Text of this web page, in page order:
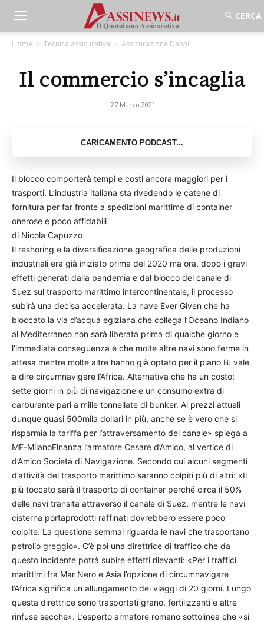
Home Tecnica assicurativa Assicurazione Danni
Il commercio s’incaglia
27 Marzo 2021
Il blocco comporterà tempi e costi ancora maggiori per i
trasporti. L’industria italiana sta rivedendo le catene di
fornitura per far fronte a spedizioni marittime di container
onerose e poco affidabili
di Nicola Capuzzo
Il reshoring e la diversificazione geografica delle produzioni
industriali era già iniziato prima del 2020 ma ora, dopo i gravi
effetti generati dalla pandemia e dal blocco del canale di
Suez sul trasporto marittimo intercontinentale, il processo
subirà una decisa accelerata. La nave Ever Given che ha
bloccato la via d’acqua egiziana che collega l’Oceano Indiano
al Mediterraneo non sarà liberata prima di qualche giorno e
l’immediata conseguenza è che molte altre navi sono ferme in
attesa mentre molte altre hanno già optato per il piano B: vale
a dire circumnavigare l’Africa. Alternativa che ha un costo:
sette giorni in più di navigazione e un consumo extra di
carburante pari a mille tonnellate di bunker. Ai prezzi attuali
dunque quasi 500mila dollari in più, anche se è vero che si
risparmia la tariffa per l’attraversamento del canale» spiega a
MF-MilanoFinanza l’armatore Cesare d’Amico, al vertice di
d’Amico Società di Navigazione. Secondo cui alcuni segmenti
d’attività del trasporto marittimo saranno colpiti più di altri: «Il
più toccato sarà il trasporto di container perché circa il 50%
delle navi transita attraverso il canale di Suez, mentre le navi
cisterna portaprodotti raffinati dovrebbero essere poco
colpite. La questione semmai riguarda le navi che trasportano
petrolio greggio». C’è poi una direttrice di traffico che da
questo incidente potrà subire effetti rilevanti: «Per i traffici
marittimi fra Mar Nero e Asia l’opzione di circumnavigare
l’Africa significa un allungamento dei viaggi di 20 giorni. Lungo
questa direttrice sono trasportati grano, fertilizzanti e altre
rinfuse secche». L’esperto armatore romano sottolinea che «si